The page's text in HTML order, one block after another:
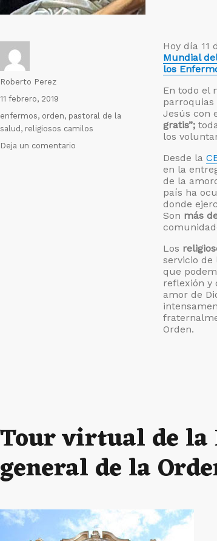
Hoy día 11
Mundial
los
En todo el
Jesús con
gratis”;
los
Desde la
en la
de la
país ha
donde
Son más
Los
servicio de
que
reflexión y
amor de
Orden.
Autor
Roberto Perez
Publicado
11 febrero, 2019
Etiquetas
enfermos, orden, pastoral de la
salud , religiosos camilos
Deja un comentario
Tour virtual de la
general de la